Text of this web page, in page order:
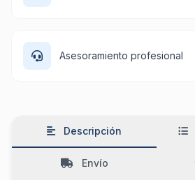
Asesoramiento profesional
Descripción
Envío